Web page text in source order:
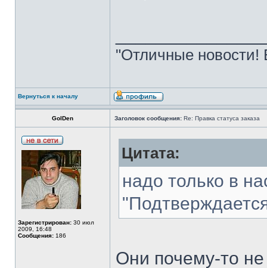
"Отличные новости!
Вернуться к началу
GolDen Заголовок сообщения: Re: Правка статуса заказа
Зарегистрирован: 30 июл
2009, 16:48
Сообщения: 186
Цитата:
надо только в
Они почему-то